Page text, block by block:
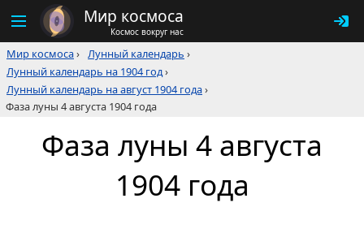
Мир космоса
Космос вокруг нас
Мир космоса› Лунный календарь ›
Лунный календарь на 1904 год›
Лунный календарь на август 1904 года›
Фаза луны 4 августа 1904 года
Фаза луны 4 августа
1904 года